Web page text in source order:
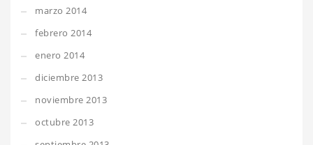
marzo 2014
febrero 2014
enero 2014
diciembre 2013
noviembre 2013
octubre 2013